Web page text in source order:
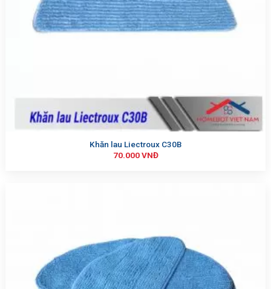
Khăn lau Liectroux C30B
70.000VNĐ